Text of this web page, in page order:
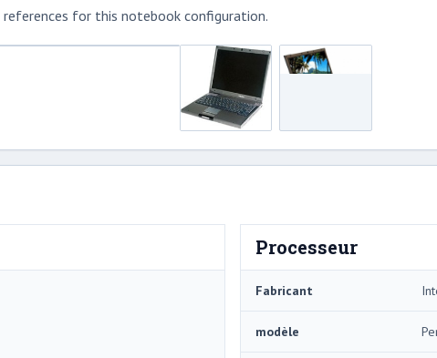
for this notebook configuration.
Processeur
Fabricant
modèle